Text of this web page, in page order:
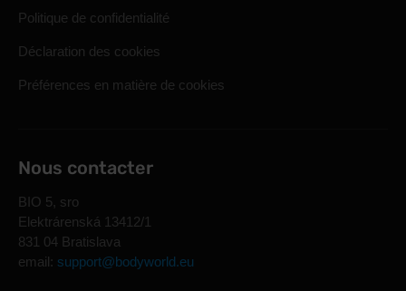
Politique de confidentialité
Déclaration des cookies
Préférences en matière de cookies
Nous contacter
BIO 5, sro
Elektrárenská 13412/1
831 04 Bratislava
email: support@bodyworld.eu